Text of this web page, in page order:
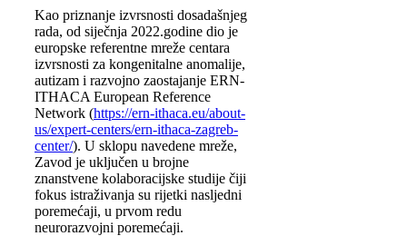
Kao priznanje izvrsnosti dosadašnjeg
rada, od siječnja 2022.godine dio je
europske referentne mreže centara
izvrsnosti za kongenitalne anomalije,
autizam i razvojno zaostajanje ERN-
ITHACA European Reference
Network (https://ern-ithaca.eu/about-
us/expert-centers/ern-ithaca-zagreb-
center/). U sklopu navedene mreže,
Zavod je uključen u brojne
znanstvene kolaboracijske studije čiji
fokus istraživanja su rijetki nasljedni
poremećaji, u prvom redu
neurorazvojni poremećaji.